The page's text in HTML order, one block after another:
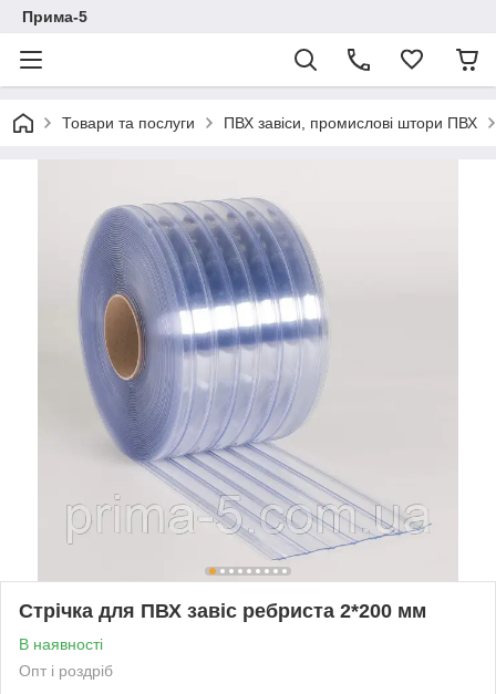
Прима-5
Товари та послуги ПВХ завіси, промислові штори ПВХ
Стрічка для ПВХ завіс ребриста 2*200 мм
В наявності
Опт і роздріб